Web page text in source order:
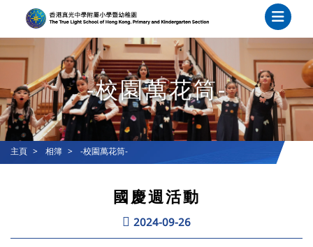
-校園萬花筒-
主頁 相簿 -校園萬花筒-
國慶週活動
2024-09-26